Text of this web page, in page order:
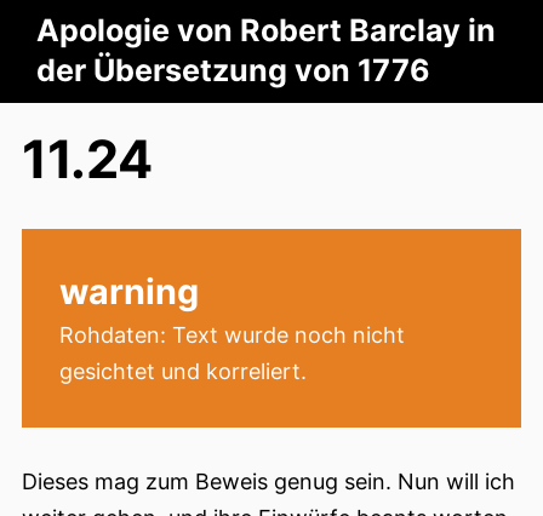
Apologie von Robert Barclay in
der Übersetzung von 1776
11.24
warning
Rohdaten: Text wurde noch nicht
gesichtet und korreliert.
Dieses mag zum Beweis genug sein. Nun will ich